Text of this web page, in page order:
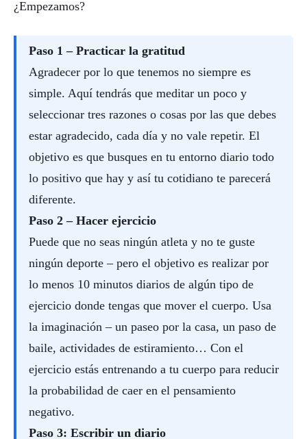
¿Empezamos?
Paso 1 – Practicar la gratitud
Agradecer por lo que tenemos no siempre es
simple. Aquí tendrás que meditar un poco y
seleccionar tres razones o cosas por las que debes
estar agradecido, cada día y no vale repetir. El
objetivo es que busques en tu entorno diario todo
lo positivo que hay y así tu cotidiano te parecerá
diferente.
Paso 2 – Hacer ejercicio
Puede que no seas ningún atleta y no te guste
ningún deporte – pero el objetivo es realizar por
lo menos 10 minutos diarios de algún tipo de
ejercicio donde tengas que mover el cuerpo. Usa
la imaginación – un paseo por la casa, un paso de
baile, actividades de estiramiento… Con el
ejercicio estás entrenando a tu cuerpo para reducir
la probabilidad de caer en el pensamiento
negativo.
Paso 3: Escribir un diario